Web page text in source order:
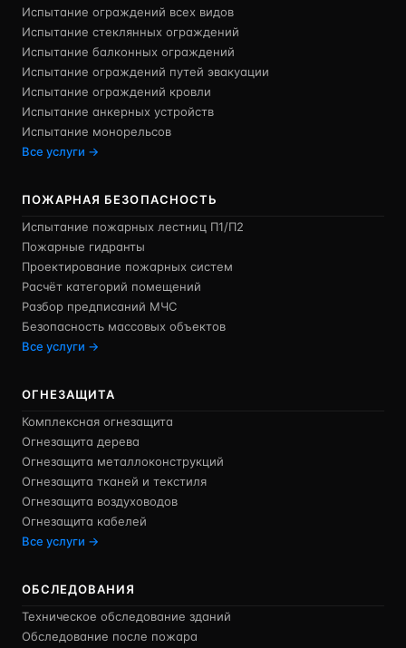
Испытание ограждений всех видов
Испытание стеклянных ограждений
Испытание балконных ограждений
Испытание ограждений путей эвакуации
Испытание ограждений кровли
Испытание анкерных устройств
Испытание монорельсов
Все услуги →
ПОЖАРНАЯ БЕЗОПАСНОСТЬ
Испытание пожарных лестниц П1/П2
Пожарные гидранты
Проектирование пожарных систем
Расчёт категорий помещений
Разбор предписаний МЧС
Безопасность массовых объектов
Все услуги →
ОГНЕЗАЩИТА
Комплексная огнезащита
Огнезащита дерева
Огнезащита металлоконструкций
Огнезащита тканей и текстиля
Огнезащита воздуховодов
Огнезащита кабелей
Все услуги →
ОБСЛЕДОВАНИЯ
Техническое обследование зданий
Обследование после пожара